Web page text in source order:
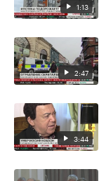
1:13
2:47
3:44